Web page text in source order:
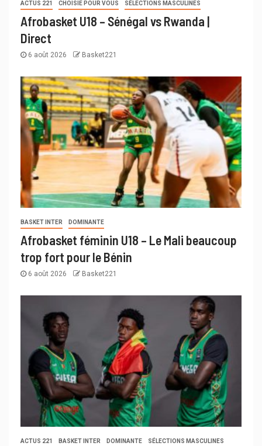
ACTUS 221 CHOISIE POUR VOUS SÉLECTIONS MASCULINES
Afrobasket U18 – Sénégal vs Rwanda |
Direct
6 août 2026 Basket221
BASKET INTER DOMINANTE
Afrobasket féminin U18 – Le Mali beaucoup
trop fort pour le Bénin
6 août 2026 Basket221
ACTUS 221 BASKET INTER DOMINANTE
SÉLECTIONS MASCULINES